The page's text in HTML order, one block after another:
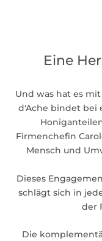
Eine
Und was hat es
d'Ache bindet bei
Firmenchefin
Mensch und
Dieses
schlägt sich in
der
Die